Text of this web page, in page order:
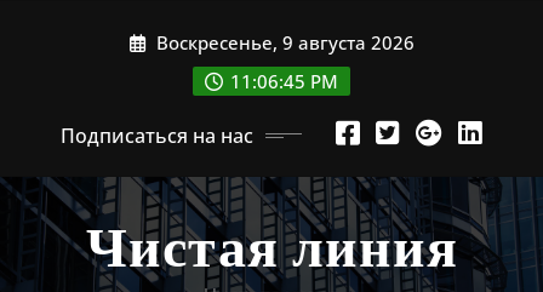
Воскресенье, 9 августа 2026
11:06:46 PM
Подписаться на нас
Чистая линия